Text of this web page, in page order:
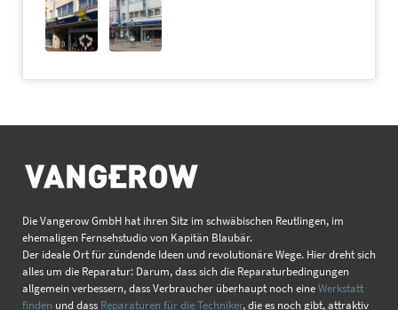
Die Vangerow GmbH hat ihren Sitz im schwäbischen Reutlingen, im
ehemaligen Fernsehstudio von Kapitän Blaubär.
Der ideale Ort für zündende Ideen und revolutionäre Wege. Hier dreht sich
alles um die Reparatur: Darum, dass sich die Reparaturbedingungen
allgemein verbessern, dass Verbraucher überhaupt noch eineWerkstatt
finden und dass Reparaturen für die Techniker, die es noch gibt, attraktiv